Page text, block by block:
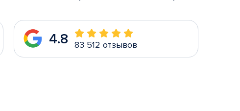
4.8 83 512 отзывов